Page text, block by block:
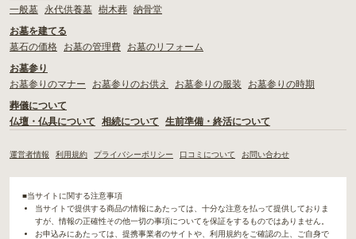
一般墓
永代供養墓 樹木葬 納骨堂
お墓を建てる
墓石の価格
お墓の管理費
お墓のリフォーム
お墓参り
お墓参りのマナー
お墓参りのお供え お墓参りの服装
お墓参りの時期
葬儀について
仏壇・仏具について
相続について 生前準備・終活について
運営者情報 利用規約 プライバシーポリシー 口コミについて お問い合わせ
■当サイトに関する注意事項
当サイトで提供する商品の情報にあたっては、十分な注意を払って提供しておりま
すが、情報の正確性その他一切の事項についてを保証をするものではありません。
お申込みにあたっては、提携事業者のサイトや、利用規約をご確認の上、ご自身で